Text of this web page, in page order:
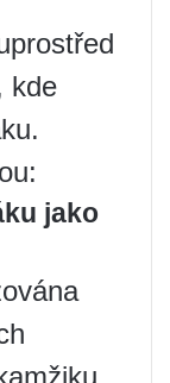
kde
jako